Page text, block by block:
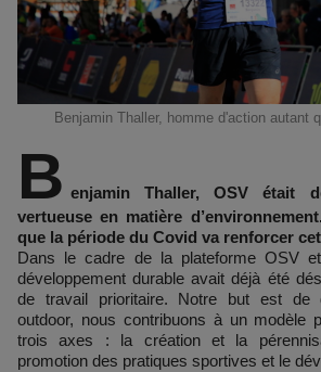
Benjamin Thaller, homme d'action autant
B enjamin Thaller, OSV était
vertueuse en matière
que la période du Covid va renforcer
Dans le cadre de la plateforme OSV
développement durable avait déjà été
de travail prioritaire. Notre but est de
outdoor, nous contribuons à un modèle
trois axes : la création et la
promotion des pratiques sportives et le